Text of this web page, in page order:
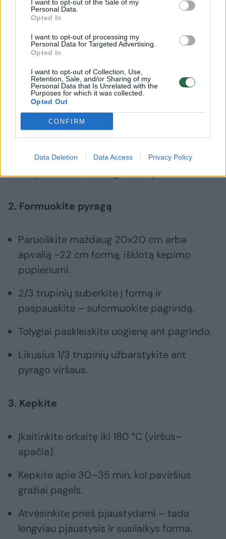
I want to opt-out of the Sale of my
Personal Data.
Opted In
I want to opt-out of processing my
Personal Data for Targeted Advertising.
Opted In
I want to opt-out of Collection, Use,
Retention, Sale, and/or Sharing of my
Personal Data that Is Unrelated with the
Purposes for which it was collected.
Opted Out
CONFIRM
Data Deletion Data Access Privacy Policy
Įmuškite kiaušinį: Į gautus trupinius
įmuškite 1 kiaušinį.
Greitai (šaukštu ar rankomis) sumaišykite,
kol ingredientai susijungs – bet
neminkykite kaip mielinės ar sausaininės
tešlos.
Įvertinkite tešlos tekstūrą: Tešla turi būti
purios, trapios konsistencijos, su biriais
gabalėliais, kurie spaudžiant tarp pirštų gali
laikytis kartu, bet lengvai subyra.
2. Formuokite pyragą
Paruoškite maždaug 20x20 cm arba
apvalią ~22 cm formą, išklotą kepimo
popieriumi.
2/3 trupinių suberkite į formą ir
paspauskite – suformuokite pagrindą.
Tolygiai paskleiskite uogienę ant pagrindo.
Likusius 1/3 trupinių užbarstykite ant
pyrago viršaus.
3. Kepkite
Įkaitinkite orkaitę iki 180 °C (viršus–
apačia).
Kepkite apie 30–35 min, kol paviršius
gražiai pagels.
Atvėsinkite prieš pjaustydami – tada
lengviau pjaustysis ir susilaikys forma.